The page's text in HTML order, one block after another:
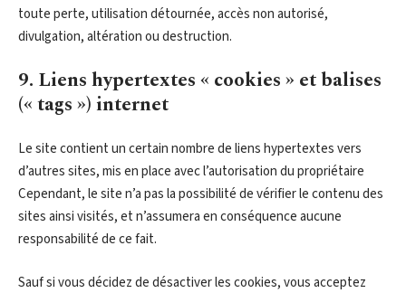
toute perte, utilisation détournée, accès non autorisé,
divulgation, altération ou destruction.
9. Liens hypertextes « cookies » et balises
(« tags ») internet
Le site contient un certain nombre de liens hypertextes vers
d’autres sites, mis en place avec l’autorisation du propriétaire
Cependant, le site n’a pas la possibilité de vérifier le contenu des
sites ainsi visités, et n’assumera en conséquence aucune
responsabilité de ce fait.
Sauf si vous décidez de désactiver les cookies, vous acceptez